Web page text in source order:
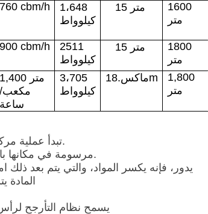
760 cbm/h
1،648
كيلوواط
15 متر
1600
متر
900 cbm/h
2511
كيلوواط
15 متر
1800
متر
1,400 متر
مكعب/
ساعة
3،705
كيلوواط
ماكس.18m 1,800
متر
تبدأ عملية مركز الدعم المركزي بمكانة السفينة في موقع التجريف.
مرسومة في مكانها باستخدام العصا، يتم خفض رأس القطع إلى قاع البحر.
يدور، فإنه يكسر المواد، والتي يتم بعد
يسمح نظام التأرجح